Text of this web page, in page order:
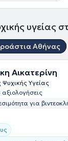
υγείας
Αθήνας
Αικατερίνη
Ψυχικής Υγείας
αξιολογήσεις
για